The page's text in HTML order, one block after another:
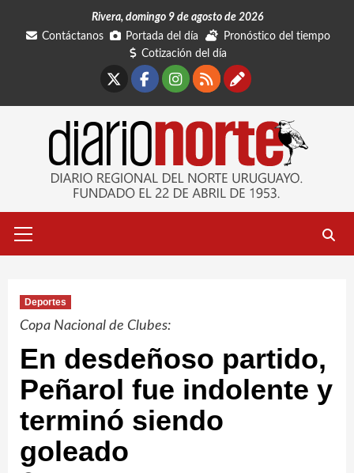
Rivera, domingo 9 de agosto de 2026
Contáctanos
Portada del día
Pronóstico del tiempo
Cotización del día
Facebook
Instagram
RSSContáctanos
primario
Deportes
Copa Nacional de Clubes:
En desdeñoso partido,
Peñarol fue indolente y
terminó siendo
goleado